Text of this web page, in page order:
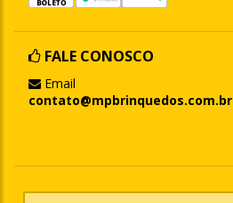
FALE CONOSCO
Email
contato@mpbrinquedos.com.br